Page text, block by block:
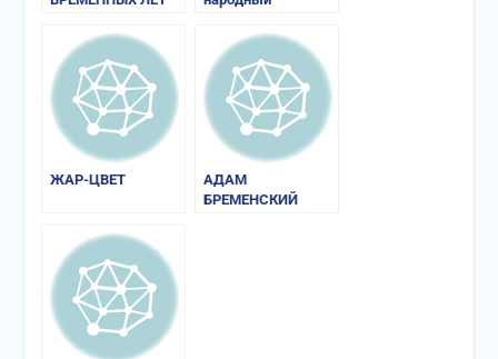
ЖАР-ЦВЕТ
АДАМ
БРЕМЕНСКИЙ